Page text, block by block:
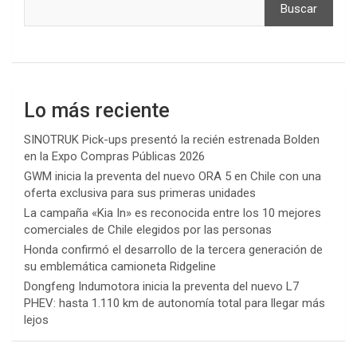
Buscar
Lo más reciente
SINOTRUK Pick-ups presentó la recién estrenada Bolden
en la Expo Compras Públicas 2026
GWM inicia la preventa del nuevo ORA 5 en Chile con una
oferta exclusiva para sus primeras unidades
La campaña «Kia In» es reconocida entre los 10 mejores
comerciales de Chile elegidos por las personas
Honda confirmó el desarrollo de la tercera generación de
su emblemática camioneta Ridgeline
Dongfeng Indumotora inicia la preventa del nuevo L7
PHEV: hasta 1.110 km de autonomía total para llegar más
lejos